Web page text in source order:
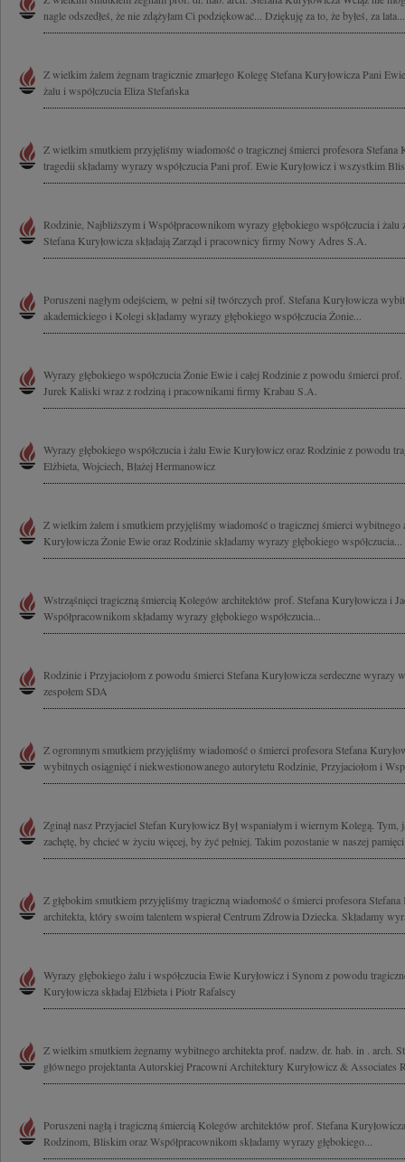
nagle odszedłeś, że nie zdążyłam Ci podziękować... Dziękuję za to, że byłeś, za lata...
Z wielkim żalem żegnam tragicznie zmarłego Kolegę Stefana Kuryłowicza Pani
żalu i współczucia Eliza Stefańska
Z wielkim smutkiem przyjęliśmy wiadomość o tragicznej śmierci profesora
tragedii składamy wyrazy współczucia Pani prof. Ewie Kuryłowicz i wszystkim
Rodzinie, Najbliższym i Współpracownikom wyrazy głębokiego współczucia i
Stefana Kuryłowicza składają Zarząd i pracownicy firmy Nowy Adres S.A.
Poruszeni nagłym odejściem, w pełni sił twórczych prof. Stefana Kuryłowicza
akademickiego i Kolegi składamy wyrazy głębokiego współczucia Żonie...
Wyrazy głębokiego współczucia Żonie Ewie i całej Rodzinie z powodu śmierci prof.
Jurek Kaliski wraz z rodziną i pracownikami firmy Krabau S.A.
Wyrazy głębokiego współczucia i żalu Ewie Kuryłowicz oraz Rodzinie z powodu
Elżbieta, Wojciech, Błażej Hermanowicz
Z wielkim żalem i smutkiem przyjęliśmy wiadomość o tragicznej śmierci wybitnego
Kuryłowicza Żonie Ewie oraz Rodzinie składamy wyrazy głębokiego współczucia...
Wstrząśnięci tragiczną śmiercią Kolegów architektów prof. Stefana Kuryłowicza i
Współpracownikom składamy wyrazy głębokiego współczucia...
Rodzinie i Przyjaciołom z powodu śmierci Stefana Kuryłowicza serdeczne wyrazy
zespołem SDA
Z ogromnym smutkiem przyjęliśmy wiadomość o śmierci profesora Stefana
wybitnych osiągnięć i niekwestionowanego autorytetu Rodzinie, Przyjaciołom i
Zginął nasz Przyjaciel Stefan Kuryłowicz Był wspaniałym i wiernym Kolegą. Tym,
zachętę, by chcieć w życiu więcej, by żyć pełniej. Takim pozostanie w naszej
Z głębokim smutkiem przyjęliśmy tragiczną wiadomość o śmierci profesora
architekta, który swoim talentem wspierał Centrum Zdrowia Dziecka. Składamy
Wyrazy głębokiego żalu i współczucia Ewie Kuryłowicz i Synom z powodu
Kuryłowicza składaj Elżbieta i Piotr Rafalscy
Z wielkim smutkiem żegnamy wybitnego architekta prof. nadzw. dr. hab. in . arch.
głównego projektanta Autorskiej Pracowni Architektury Kuryłowicz & Associates
Poruszeni nagłą i tragiczną śmiercią Kolegów architektów prof. Stefana
Rodzinom, Bliskim oraz Współpracownikom składamy wyrazy głębokiego...